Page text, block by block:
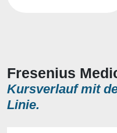
Fresenius
Kursverlauf mit
Linie.